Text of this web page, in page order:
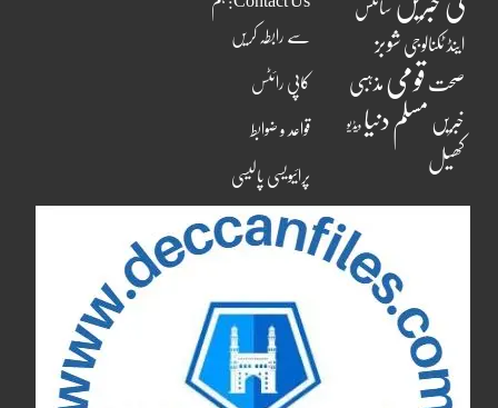
کی خبریں سائنس
اینڈ ٹکنالوجی شوبز
صحت قومی مذہبی
خبریں مسلم دنیا ویڈیو
کھیل
سے رابطہ کریں
کاپی رائٹس
قواعد و ضوابط
پرائیویسی پالیسی